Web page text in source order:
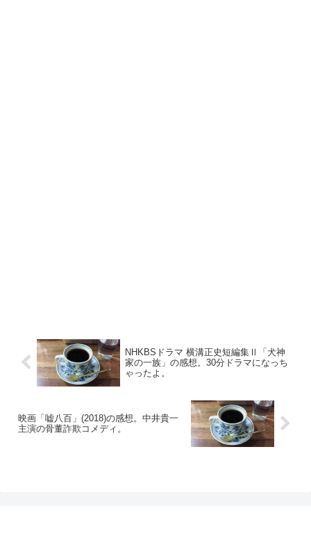
NHKBSドラマ 横溝正史短編集Ⅱ「犬神
家の一族」の感想。30分ドラマになっち
ゃったよ。
映画「嘘八百」(2018)の感想。中井貴一
主演の骨董詐欺コメディ。